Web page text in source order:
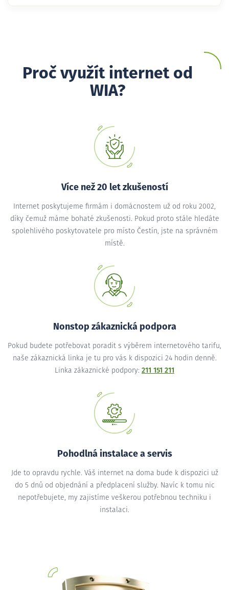
Proč využít internet od
WIA?
Více než 20 let zkušeností
Internet poskytujeme firmám i domácnostem už od roku 2002,
díky čemuž máme bohaté zkušenosti. Pokud proto stále hledáte
spolehlivého poskytovatele pro místo Čestín, jste na správném
místě.
Nonstop zákaznická podpora
Pokud budete potřebovat poradit s výběrem internetového tarifu,
naše zákaznická linka je tu pro vás k dispozici 24 hodin denně.
Linka zákaznické podpory: 211 151 211
Pohodlná instalace a servis
Jde to opravdu rychle. Váš internet na doma bude k dispozici už
do 5 dnů od objednání a předplacení služby. Navíc k tomu nic
nepotřebujete, my zajistíme veškerou potřebnou techniku i
instalaci.